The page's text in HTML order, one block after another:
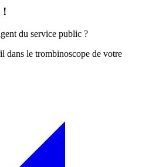
!
du service public ?
dans le trombinoscope de votre